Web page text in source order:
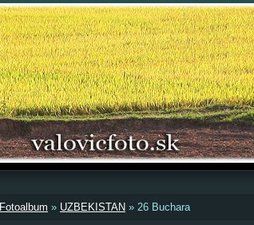
Fotoalbum » UZBEKISTAN » 26 Buchara